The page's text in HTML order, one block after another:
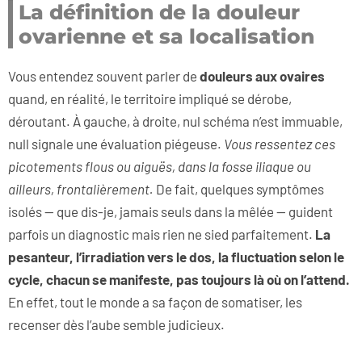
La définition de la douleur
ovarienne et sa localisation
Vous entendez souvent parler de douleurs aux ovaires
quand, en réalité, le territoire impliqué se dérobe,
déroutant. À gauche, à droite, nul schéma n’est immuable,
null signale une évaluation piégeuse. Vous ressentez ces
picotements flous ou aiguës, dans la fosse iliaque ou
ailleurs, frontalièrement. De fait, quelques symptômes
isolés — que dis-je, jamais seuls dans la mêlée — guident
parfois un diagnostic mais rien ne sied parfaitement. La
pesanteur, l’irradiation vers le dos, la fluctuation selon le
cycle, chacun se manifeste, pas toujours là où on l’attend.
En effet, tout le monde a sa façon de somatiser, les
recenser dès l’aube semble judicieux.